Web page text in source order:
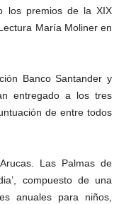
los premios de la XIX
María Moliner en
Banco Santander y
entregado a los tres
de entre todos
Las Palmas de
compuesto de una
anuales para niños,